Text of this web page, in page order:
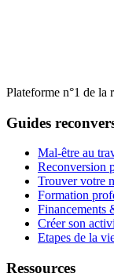
Plateforme n°1 de la
Guides
Mal-être au
Reconversion
Trouver votre
Formation
Financements
Créer son
Etapes de la
Ressources